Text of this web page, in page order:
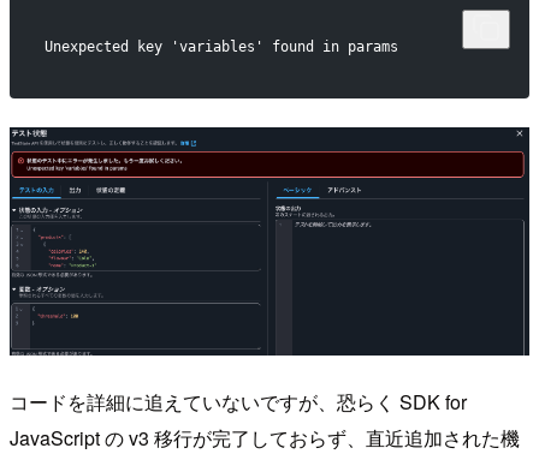
Unexpected key 'variables' found in params
コードを詳細に追えていないですが、恐らく SDK for
JavaScript の v3 移行が完了しておらず、直近追加された機